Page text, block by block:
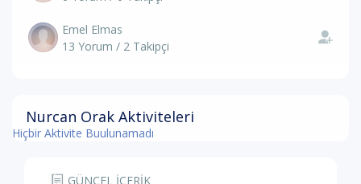
Emel Elmas
13 Yorum / 2 Takipçi
Nurcan Orak Aktiviteleri
Hiçbir Aktivite Buulunamadı
GÜNCEL İÇERİK